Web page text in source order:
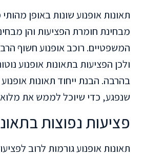
תאונות אופנוע שונות באופן
מבחינת חומרת הפציעות והן
המשפטיים. רוכב אופנוע חשוף
ולכן הפציעות בתאונות אופנוע
בהרבה. הבנת ייחוד תאונות אופנוע
שנפגע, כדי שיוכל לממש את מלוא
פציעות נפוצות
תאונות אופנוע גורמות לרוב